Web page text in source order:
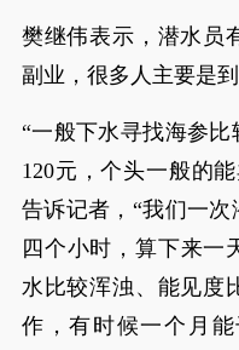
樊继伟表示，潜水员
副业，很多人主要是
“一般下水寻找海参
120元，个头一般的
告诉记者，“我们一
四个小时，算下来一
水比较浑浊、能见度
作，有时候一个月